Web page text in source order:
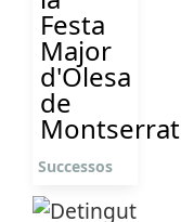
Festa
Major
d'Olesa
de
Montserrat
Successos